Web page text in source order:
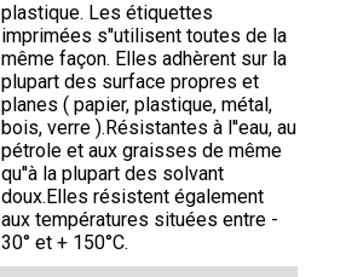
plastique. Les étiquettes
imprimées s''utilisent toutes de la
même façon. Elles adhèrent sur la
plupart des surface propres et
planes ( papier, plastique, métal,
bois, verre ).Résistantes à l''eau, au
pétrole et aux graisses de même
qu''à la plupart des solvant
doux.Elles résistent également
aux températures situées entre -
30° et + 150°C.